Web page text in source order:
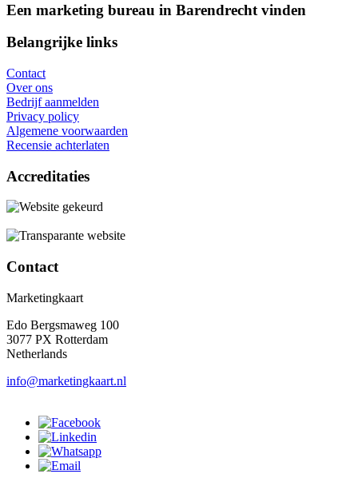
Een marketing bureau in Barendrecht vinden
Belangrijke links
Contact
Over ons
Bedrijf aanmelden
Privacy policy
Algemene voorwaarden
Recensie achterlaten
Accreditaties
Contact
Marketingkaart
Edo Bergsmaweg 100
3077 PX Rotterdam
Netherlands
info@marketingkaart.nl